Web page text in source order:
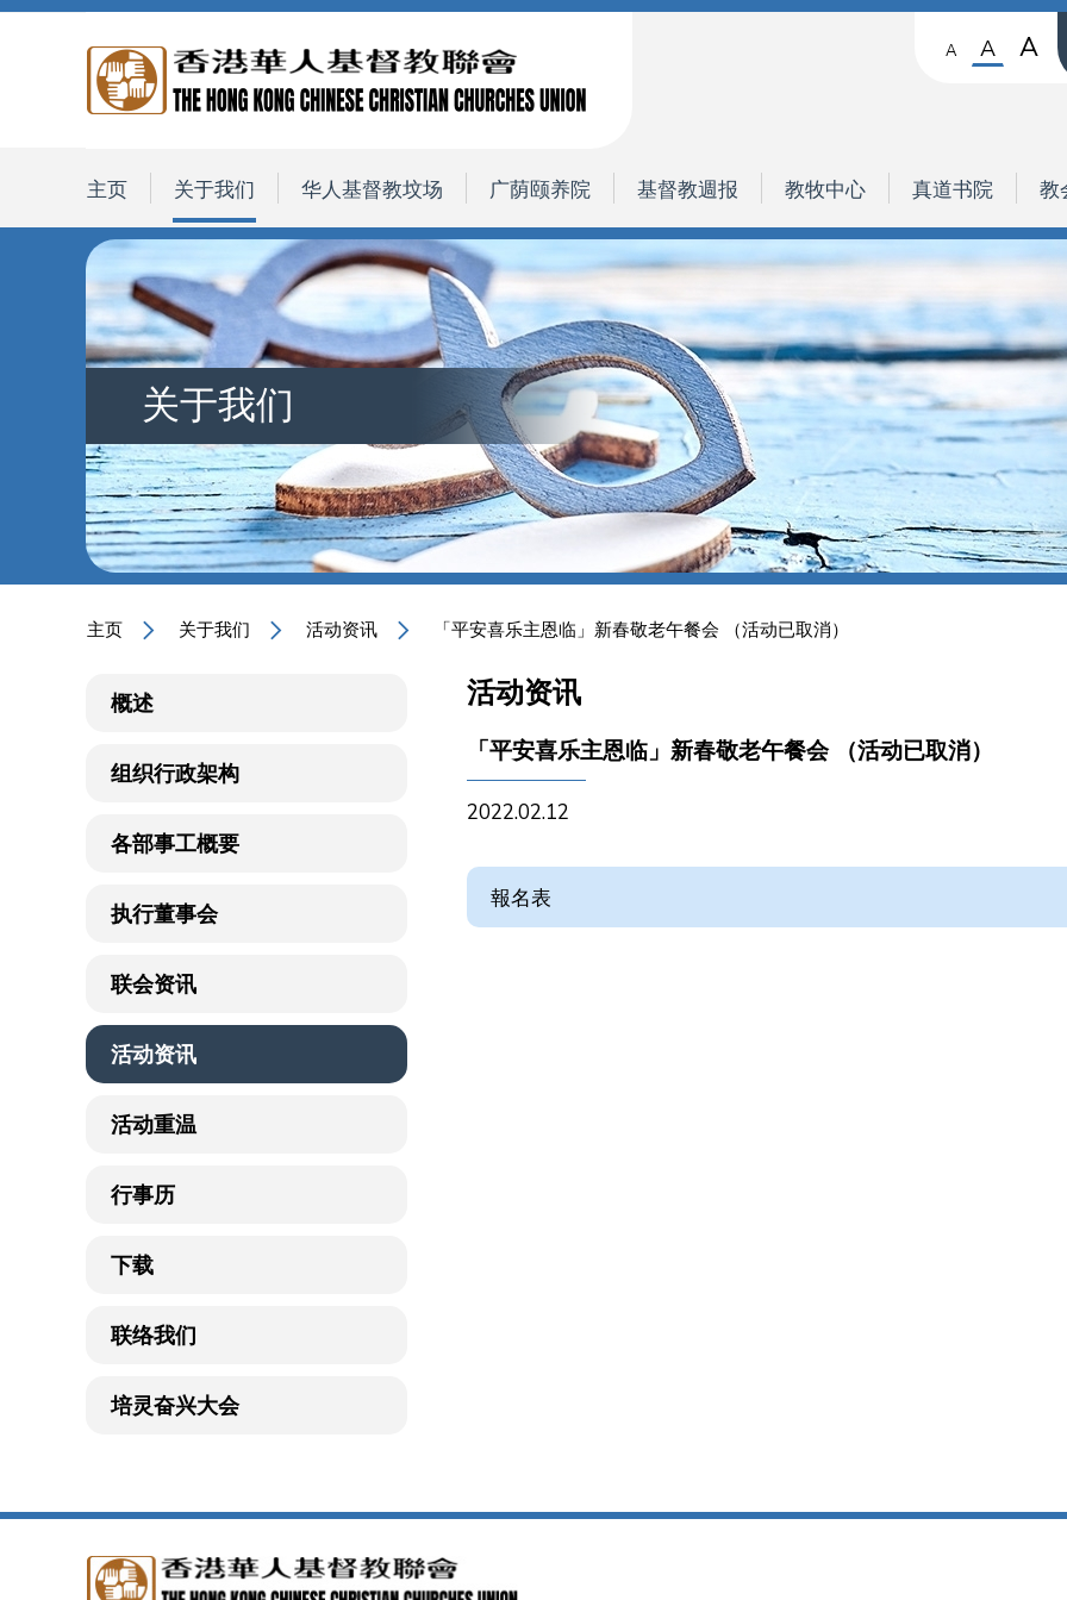
A A A
主页 关于我们 华人基督教坟场 广荫颐养院 基督教週报 教牧中心 真道书院 教
关于我们
主页 关于我们 活动资讯 「平安喜乐主恩临」新春敬老午餐会 （活动已取消）
概述
组织行政架构
各部事工概要
执行董事会
联会资讯
活动资讯
活动重温
行事历
下载
联络我们
培灵奋兴大会
活动资讯
「平安喜乐主恩临」新春敬老午餐会 （活动已取消）
2022.02.12
報名表